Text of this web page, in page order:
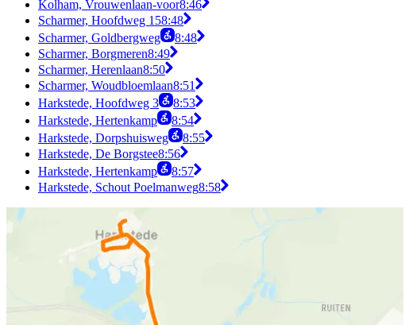
Kolham, Vrouwenlaan-voor8:46
Scharmer, Hoofdweg 158:48
Scharmer, Goldbergweg
8:48
Scharmer, Borgmeren8:49
Scharmer, Herenlaan8:50
Scharmer, Woudbloemlaan8:51
Harkstede, Hoofdweg 3
8:53
Harkstede, Hertenkamp
8:54
Harkstede, Dorpshuisweg
8:55
Harkstede, De Borgstee8:56
Harkstede, Hertenkamp
8:57
Harkstede, Schout Poelmanweg8:58